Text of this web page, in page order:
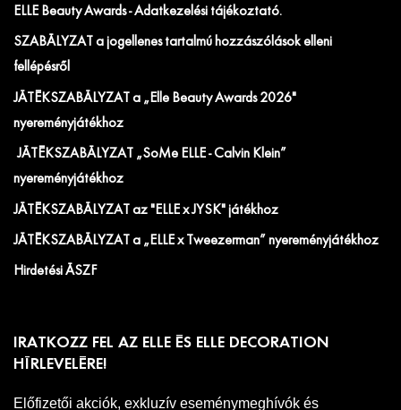
ELLE Beauty Awards - Adatkezelési tájékoztató.
SZABÁLYZAT a jogellenes tartalmú hozzászólások elleni
fellépésről
JÁTÉKSZABÁLYZAT a „Elle Beauty Awards 2026"
nyereményjátékhoz
JÁTÉKSZABÁLYZAT „SoMe ELLE - Calvin Klein”
nyereményjátékhoz
JÁTÉKSZABÁLYZAT az "ELLE x JYSK" játékhoz
JÁTÉKSZABÁLYZAT a „ELLE x Tweezerman” nyereményjátékhoz
Hirdetési ÁSZF
IRATKOZZ FEL AZ ELLE ÉS ELLE DECORATION
HÍRLEVELÉRE!
Előfizetői akciók, exkluzív eseménymeghívók és